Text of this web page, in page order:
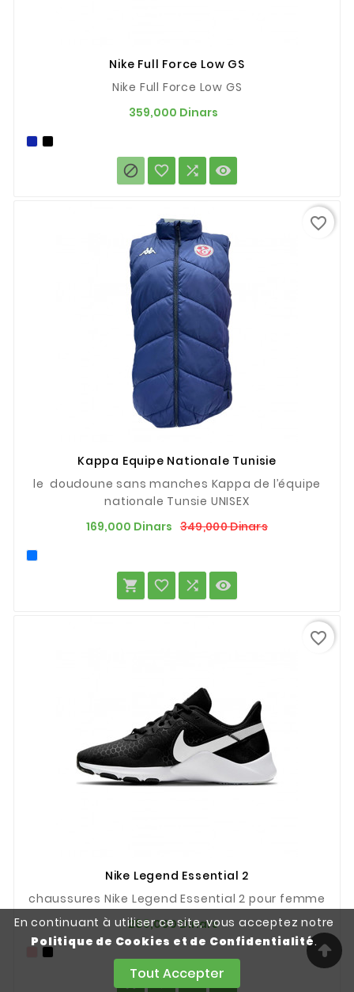
En continuant à utiliser ce site, vous acceptez notre
Politique de Cookies et de Confidentialité.
Tout Accepter
Nike Full Force Low GS
Nike Full Force Low GS
359,000 Dinars
   
Kappa Equipe Nationale Tunisie
le doudoune sans manches Kappa de l’équipe
nationale Tunsie UNISEX
169,000 Dinars 349,000 DinarsPrix
Prix
   
favorite_border
Nike Legend Essential 2
chaussures Nike Legend Essential 2 pour femme
289,000 Dinars Prix
   
favorite_border